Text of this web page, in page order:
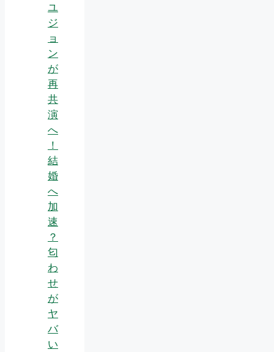
ユ
ジ
ョ
ン
が
再
共
演
へ
！
結
婚
へ
加
速
？
匂
わ
せ
が
ヤ
バ
い